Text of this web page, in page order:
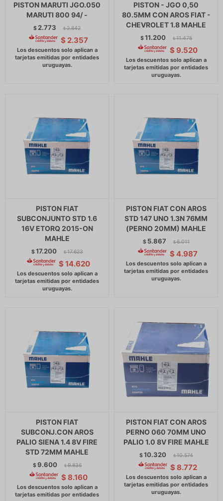
PISTON MARUTI JGO.050
MARUTI 800 94/ -
$ 2.773 $ 2.842
$ 2.357
PISTON - JGO 0,50
80.5MM CON AROS FIAT -
CHEVROLET 1.8 MAHLE
$11.200 $ 11.475
$ 9.520
PISTON FIAT
SUBCONJUNTO STD 1.6
16V ETORQ 2015-ON
MAHLE
$17.200 $ 17.623
$ 14.620
PISTON FIAT CON AROS
STD 147 UNO 1.3N 76MM
(PERNO 20MM) MAHLE
$ 5.867 $ 6.011
$ 4.987
PISTON FIAT
SUBCONJ.CON AROS
PALIO SIENA 1.4 8V FIRE
STD 72MM MAHLE
$9.600 $ 9.836
$ 8.160
PISTON FIAT CON AROS
PERNO 060 70MM UNO
PALIO 1.0 8V FIRE MAHLE
$10.320 $ 10.574
$ 8.772